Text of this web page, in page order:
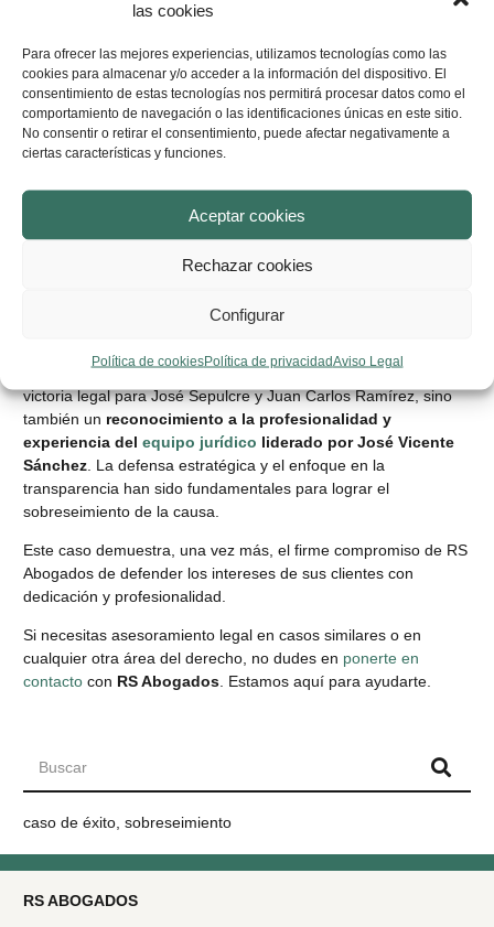
las cookies
Para ofrecer las mejores experiencias, utilizamos tecnologías como las
cookies para almacenar y/o acceder a la información del dispositivo. El
consentimiento de estas tecnologías nos permitirá procesar datos como el
comportamiento de navegación o las identificaciones únicas en este sitio.
No consentir o retirar el consentimiento, puede afectar negativamente a
ciertas características y funciones.
Aceptar cookies
Rechazar cookies
Configurar
Política de cookiesPolítica de privacidadAviso Legal
Para José Sepulcre, expresidente del Elche CF, supone la
recuperación de su imagen pública y el cierre de un capítulo
complicado en su carrera profesional.
Además, este resultado pone de relieve laimportancia de
contar con una asesoría jurídica especializada en
mensaje claro sobre la necesidad de llevar a cabo
puedan dañar la reputación de personas y empresas.
Un caso de éxito para RS Abogados
El éxito de RS Abogados en este caso no solo representa una
victoria legal para José Sepulcre y Juan Carlos Ramírez, sino
también un reconocimiento a la profesionalidad y
experiencia del equipo jurídico liderado por José Vicente
Sánchez. La defensa estratégica y el enfoque en la
transparencia han sido fundamentales para lograr el
sobreseimiento de la causa.
Este caso demuestra, una vez más, el firme compromiso de RS
Abogados de defender los intereses de sus clientes con
dedicación y profesionalidad.
Si necesitas asesoramiento legal en casos similares o en
cualquier otra área del derecho, no dudes en ponerte en
contacto con RS Abogados. Estamos aquí para ayudarte.
caso de éxito, sobreseimiento
RS ABOGADOS